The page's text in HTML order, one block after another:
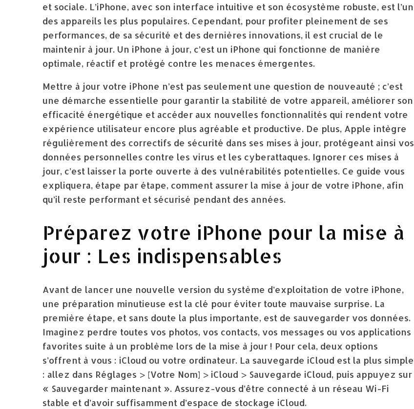
et sociale. L’iPhone, avec son interface intuitive et son écosystème robuste, est l’un
des appareils les plus populaires. Cependant, pour profiter pleinement de ses
performances, de sa sécurité et des dernières innovations, il est crucial de le
maintenir à jour. Un iPhone à jour, c’est un iPhone qui fonctionne de manière
optimale, réactif et protégé contre les menaces émergentes.
Mettre à jour votre iPhone n’est pas seulement une question de nouveauté ; c’est
une démarche essentielle pour garantir la stabilité de votre appareil, améliorer son
efficacité énergétique et accéder aux nouvelles fonctionnalités qui rendent votre
expérience utilisateur encore plus agréable et productive. De plus, Apple intègre
régulièrement des correctifs de sécurité dans ses mises à jour, protégeant ainsi vos
données personnelles contre les virus et les cyberattaques. Ignorer ces mises à
jour, c’est laisser la porte ouverte à des vulnérabilités potentielles. Ce guide vous
expliquera, étape par étape, comment assurer la mise à jour de votre iPhone, afin
qu’il reste performant et sécurisé pendant des années.
Préparez votre iPhone pour la mise à
jour : Les indispensables
Avant de lancer une nouvelle version du système d’exploitation de votre iPhone,
une préparation minutieuse est la clé pour éviter toute mauvaise surprise. La
première étape, et sans doute la plus importante, est de sauvegarder vos données.
Imaginez perdre toutes vos photos, vos contacts, vos messages ou vos applications
favorites suite à un problème lors de la mise à jour ! Pour cela, deux options
s’offrent à vous : iCloud ou votre ordinateur. La sauvegarde iCloud est la plus simple
: allez dans Réglages > [Votre Nom] > iCloud > Sauvegarde iCloud, puis appuyez sur
« Sauvegarder maintenant ». Assurez-vous d’être connecté à un réseau Wi-Fi
stable et d’avoir suffisamment d’espace de stockage iCloud.